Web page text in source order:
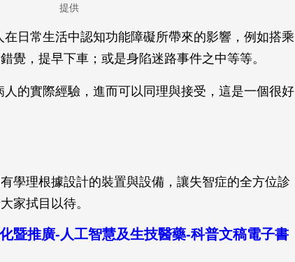
提供
日常生活中認知功能障礙所帶來的影響，例如搭乘
覺，提早下車；或是身陷迷路事件之中等等。
的實際經驗，進而可以同理與接受，這是一個很好
學理根據設計的裝置與設備，讓失智症的全方位診
家拭目以待。
暨推廣-人工智慧及生技醫藥-科普文稿電子書